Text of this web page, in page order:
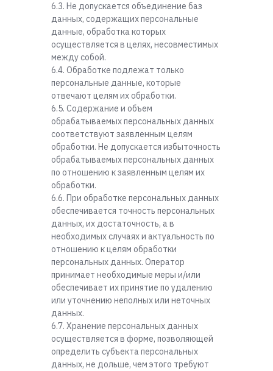
6.3. Не допускается объединение баз
данных, содержащих персональные
данные, обработка которых
осуществляется в целях, несовместимых
между собой.
6.4. Обработке подлежат только
персональные данные, которые
отвечают целям их обработки.
6.5. Содержание и объем
обрабатываемых персональных данных
соответствуют заявленным целям
обработки. Не допускается избыточность
обрабатываемых персональных данных
по отношению к заявленным целям их
обработки.
6.6. При обработке персональных данных
обеспечивается точность персональных
данных, их достаточность, а в
необходимых случаях и актуальность по
отношению к целям обработки
персональных данных. Оператор
принимает необходимые меры и/или
обеспечивает их принятие по удалению
или уточнению неполных или неточных
данных.
6.7. Хранение персональных данных
осуществляется в форме, позволяющей
определить субъекта персональных
данных, не дольше, чем этого требуют